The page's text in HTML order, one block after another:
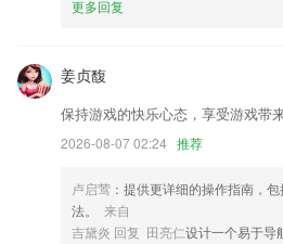
5.提供了错题库，自动保存错题，还可以
network, 为未来工作的发展趋势确立普遍而
pg网络赌钱app最新版更新了
修复 部分页面横屏崩溃的问题
攻城狮同学们针对性的优化了产品的性能
更新了需求模块，服务好你的需求
更多回复
姜贞馥
保持游戏的快乐心态，享受游戏带
2026-08-07 02:24 推荐
卢启莺 ：提供更详细的操作指南，
法。
来自
吉黛炎 回复 田亮仁设计一个易于导